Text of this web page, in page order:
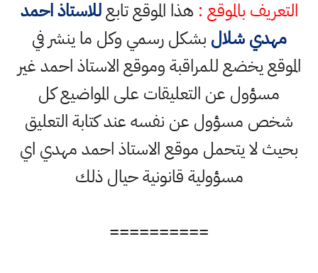
التعريف بالموقع : هذا الموقع تابعللاستاذ احمد
مهدي شلال بشكل رسمي وكل ما ينشر في
الموقع يخضع للمراقبة وموقع الاستاذ احمد غير
مسؤول عن التعليقات على المواضيع كل
شخص مسؤول عن نفسه عند كتابة التعليق
بحيث لا يتحمل موقع الاستاذ احمد مهدي اي
مسؤولية قانونية حيال ذلك
==========